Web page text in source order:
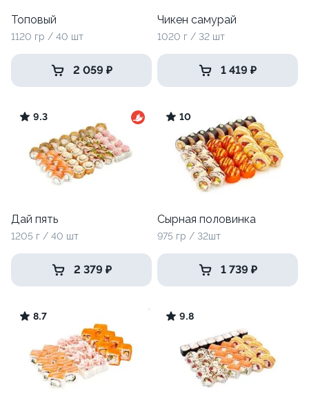
Топовый
1120 гр / 40 шт
2 059 ₽
Чикен самурай
1020 г / 32 шт
1 419 ₽
9.3
Дай пять
1205 г / 40 шт
2 379 ₽
10
Сырная половинка
975 гр / 32шт
1 739 ₽
8.7 9.8